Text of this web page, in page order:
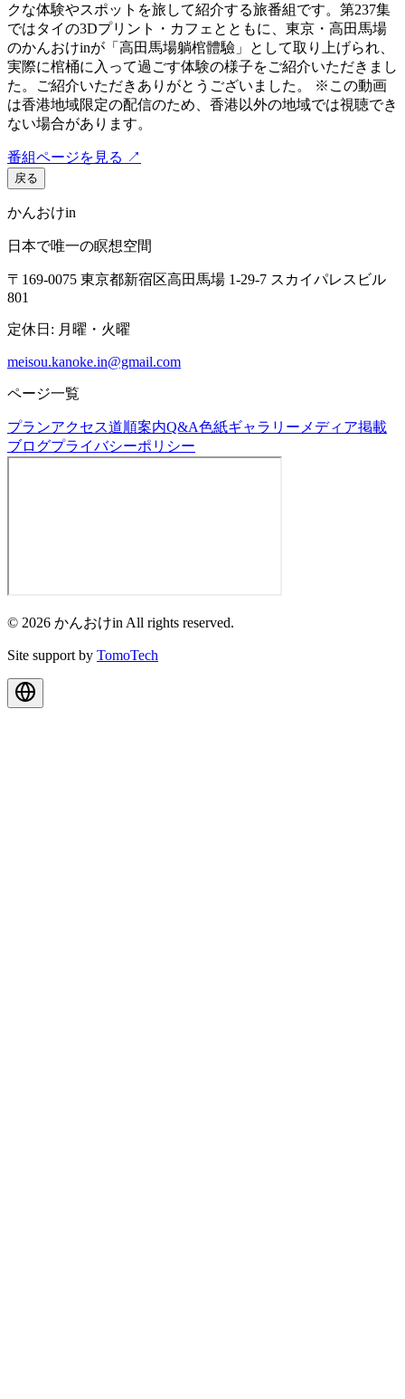
クな体験やスポットを旅して紹介する旅番組です。第237集
ではタイの3Dプリント・カフェとともに、東京・高田馬場
のかんおけinが「高田馬場躺棺體驗」として取り上げられ、
実際に棺桶に入って過ごす体験の様子をご紹介いただきまし
た。ご紹介いただきありがとうございました。 ※この動画
は香港地域限定の配信のため、香港以外の地域では視聴でき
ない場合があります。
番組ページを見る ↗
戻る
かんおけin
日本で唯一の瞑想空間
〒169-0075 東京都新宿区高田馬場 1-29-7 スカイパレスビル
801
定休日: 月曜・火曜
meisou.kanoke.in@gmail.com
ページ一覧
プランアクセス道順案内Q&A色紙ギャラリー メディア掲載
ブログプライバシーポリシー
© 2026 かんおけin All rights reserved.
Site support by TomoTech